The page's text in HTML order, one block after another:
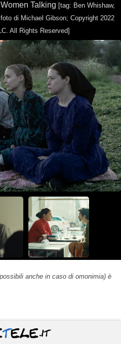
Talking [tag: Ben Whishaw,
di Michael Gibson; Copyright 2022
All Rights Reserved]
anche in caso di omonimia) è